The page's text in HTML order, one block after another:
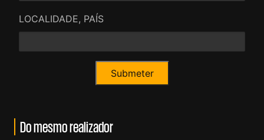
LOCALIDADE, PAÍS
Do mesmo realizador